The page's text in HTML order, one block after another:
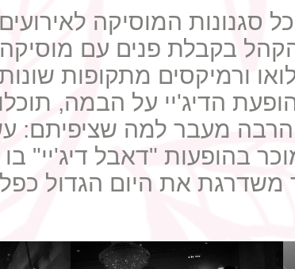
סגנונות המוסיקה
בקבלת פנים עם
ורמיקסים מתקופות
הדיג'יי על הבמה,
מעבר למה שציפיתם:
בהופעות "דאבל דיג'יי"
את היום הגדול